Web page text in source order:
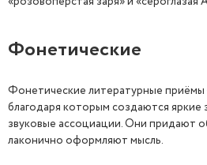
Фонетические
Фонетические литературные приёмы
благодаря которым создаются яркие
звуковые ассоциации. Они придают
лаконично оформляют мысль.